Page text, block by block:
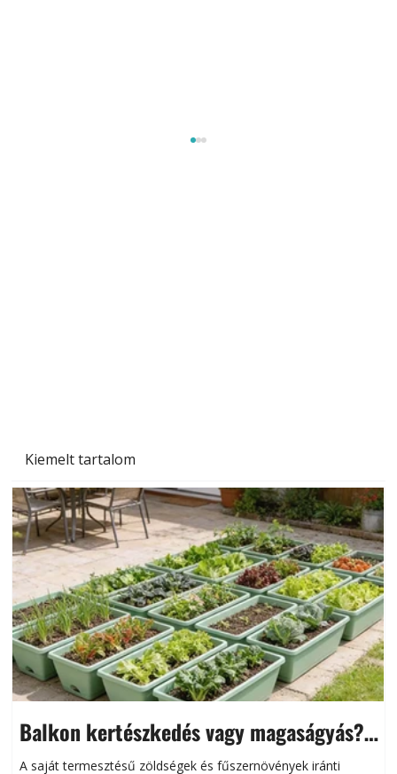
Kiemelt tartalom
Balkon kertészkedés vagy magaságyás?
Helytakarékos kertészkedés
A saját termesztésű zöldségek és fűszernövények iránti